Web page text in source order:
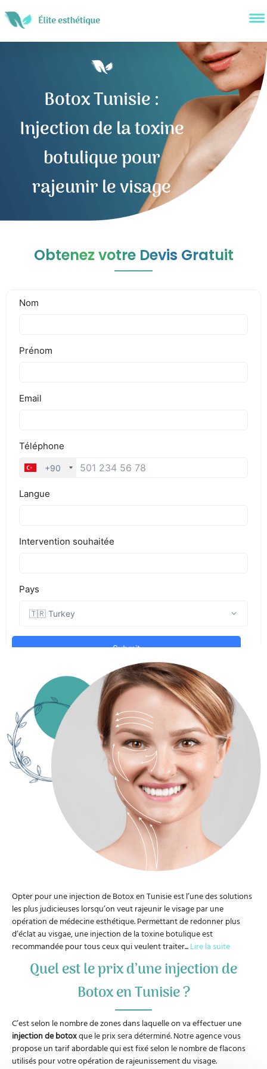
Botox Tunisie :
Injection de la toxine
botulique pour
rajeunir le visage
Obtenez votre Devis Gratuit
Opter pour une injection de Botox en Tunisie est l’une des solutions
les plus judicieuses lorsqu’on veut rajeunir le visage par une
opération de médecine esthétique. Permettant de redonner plus
d’éclat au visgae, une injection de la toxine botulique est
recommandée pour tous ceux qui veulent traiter...Lire la suite
Quel est le prix d’une injection de
Botox en Tunisie ?
C’est selon le nombre de zones dans laquelle on va effectuer une
injection de botoxque le prix sera déterminé. Notre agence vous
propose un tarif abordable qui est fixé selon le nombre de flacons
utilisés pour votre opération de rajeunissement du visage.